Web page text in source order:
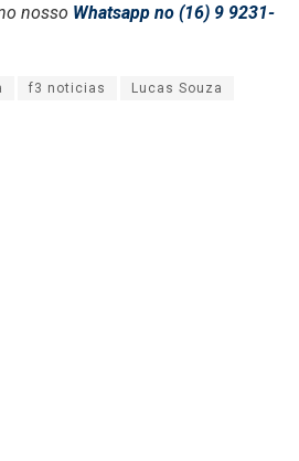
nosso Whatsapp no (16) 9 9231-
f3 noticias Lucas Souza